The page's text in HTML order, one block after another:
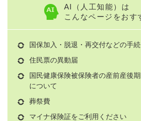
AI（人工知能）は
こんなページをおす
国保加入・脱退・再交付などの手続
住民票の異動届
国民健康保険被保険者の産前産後
について
葬祭費
マイナ保険証をご利用ください